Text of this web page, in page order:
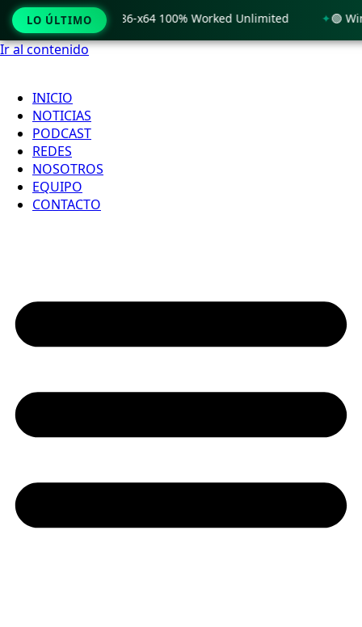
Ir al contenido
INICIO
NOTICIAS
PODCAST
REDES
NOSOTROS
EQUIPO
CONTACTO
LO ÚLTIMO
11 x86-x64 100% Worked Unlimited 🟢 WinRAR